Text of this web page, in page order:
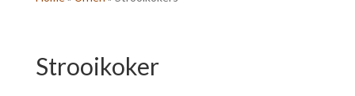
Strooikoker